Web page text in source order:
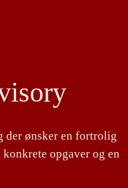
ønsker en fortrolig
opgaver og en